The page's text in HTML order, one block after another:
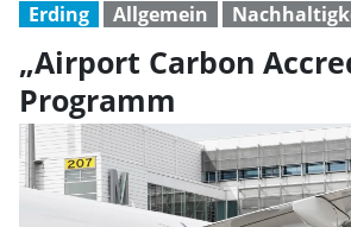
Erding Allgemein
„Airport Carbon
Programm